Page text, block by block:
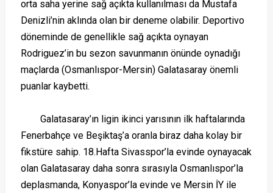
orta saha yerine sağ açıkta kullanılması da Mustafa
Denizli’nin aklında olan bir deneme olabilir. Deportivo
döneminde de genellikle sağ açıkta oynayan
Rodriguez’in bu sezon savunmanın önünde oynadığı
maçlarda (Osmanlıspor-Mersin) Galatasaray önemli
puanlar kaybetti.
Galatasaray’ın ligin ikinci yarısının ilk haftalarında
Fenerbahçe ve Beşiktaş’a oranla biraz daha kolay bir
fikstüre sahip. 18.Hafta Sivasspor’la evinde oynayacak
olan Galatasaray daha sonra sırasıyla Osmanlıspor’la
deplasmanda, Konyaspor’la evinde ve Mersin İY ile